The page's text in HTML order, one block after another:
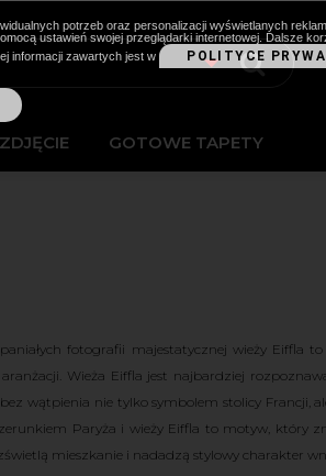
GOTOWE TAPETY
fotografii majestatycznej wieży Eiffla to
Wieża Eiffla jest najbardziej
wątpienia nie tylko symbolem stolicy Francji,
Paryża i wieży Eiffla to motyw, który
mieszkanie i nadadzą stylowy charakter
potrzeb oraz personalizacji wyświetlanych
ustawień swojej przeglądarki internetowej. Dalsze
informacji zawartych jest w
POLITYCE